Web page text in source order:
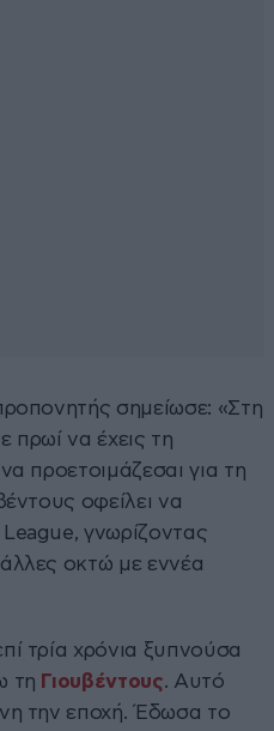
σημείωσε: «Στη
πρωί να έχεις τη
προετοιμάζεσαι για τη
οφείλει να
γνωρίζοντας
οκτώ με εννέα
τρία χρόνια ξυπνούσα
τη Γιουβέντους. Αυτό
την εποχή. Έδωσα το